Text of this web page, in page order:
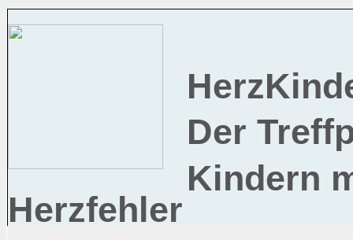
Der
Kindern
Herzfehler